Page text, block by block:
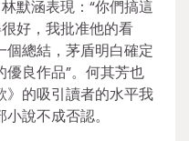
默涵表現：“你們搞這
好，我批准他的看
個總結，茅盾明白確定
優良作品”。何其芳也
》的吸引讀者的水平我
說不成否認。